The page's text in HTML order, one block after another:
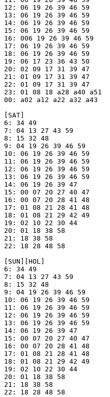
12: 06 19 26 39 46 59
13: 06 19 26 39 46 59
14: 06 19 26 39 46 59
15: 06 19 26 39 46 59
16: 006 19 26 39 46 59
17: 06 19 26 39 46 59
18: 06 19 26 39 46 59
19: 06 17 23 36 43 50
20: 02 09 17 31 39 47
21: 01 09 17 31 39 47
22: 01 09 17 31 39 47
23: 01 08 18 a28 a40 a51
00: a02 a12 a22 a32 a43
[SAT]
6: 34 49
7: 04 13 27 43 59
8: 15 32 48
9: 04 19 26 39 46 59
10: 06 19 26 39 46 59
11: 06 19 26 39 46 59
12: 06 19 26 39 46 59
13: 06 19 26 39 46 59
14: 06 19 26 39 47
15: 00 07 20 27 40 47
16: 00 07 20 28 41 48
17: 01 08 21 28 41 48
18: 01 08 21 29 42 49
19: 02 10 22 30 44
20: 01 18 38 58
21: 18 38 58
22: 18 28 48 58
[SUN][HOL]
6: 34 49
7: 04 13 27 43 59
8: 15 32 48
9: 04 19 26 39 46 59
10: 06 19 26 39 46 59
11: 06 19 26 39 46 59
12: 06 19 26 39 46 59
13: 06 19 26 39 46 59
14: 06 19 26 39 47
15: 00 07 20 27 40 47
16: 00 07 20 28 41 48
17: 01 08 21 28 41 48
18: 01 08 21 29 42 49
19: 02 10 22 30 44
20: 01 18 38 58
21: 18 38 58
22: 18 28 48 58